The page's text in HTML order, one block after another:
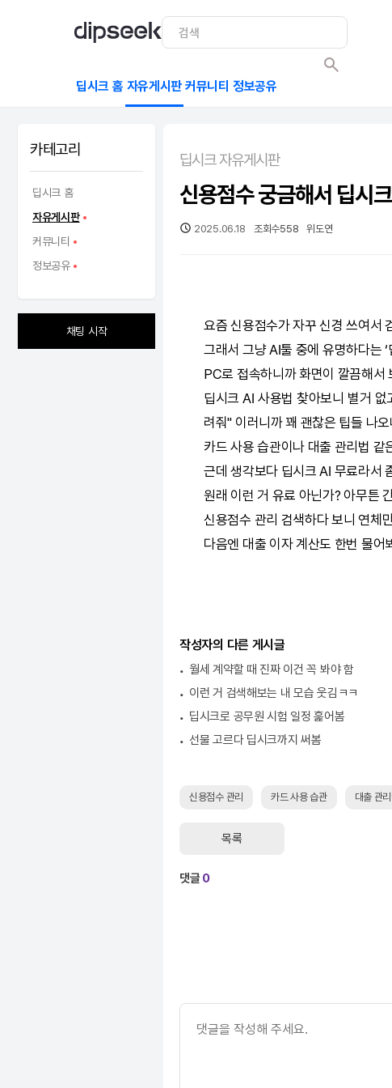
딥시크 홈 자유게시판 커뮤니티 정보공유
카테고리
딥시크 홈
자유게시판
커뮤니티
정보공유
채팅 시작
딥시크 자유게시판
신용점수 궁금해서 딥시
2025.06.18 조회수558 위도연
요즘 신용점수가 자꾸 신경 쓰여서
그래서 그냥AI툴 중에 유명하다는 ‘
PC로 접속하니까 화면이 깔끔해서
딥시크 AI 사용법 찾아보니 별거
려줘" 이러니까 꽤 괜찮은 팁들 나오
카드 사용 습관이나 대출 관리법 같
근데 생각보다 딥시크 AI 무료라서
원래 이런 거 유료 아닌가? 아무튼
신용점수 관리 검색하다 보니 연체
다음엔 대출 이자 계산도 한번 물어
작성자의 다른 게시글
월세 계약할 때 진짜 이건 꼭 봐야 함
이런 거 검색해보는 내 모습 웃김ㅋㅋ
딥시크로 공무원 시험 일정 훑어봄
선물 고르다 딥시크까지 써봄
신용점수 관리 카드 사용 습관 대출 관
목록
댓글0